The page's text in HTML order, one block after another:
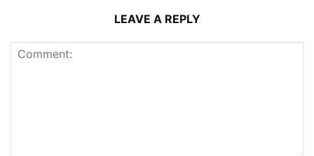
LEAVE A REPLY